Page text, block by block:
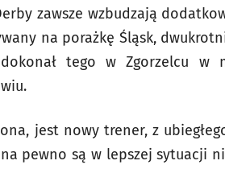
zawsze wzbudzają
na porażkę Śląsk,
tego w Zgorzelcu w
jest nowy trener, z
pewno są w lepszej sytuacji